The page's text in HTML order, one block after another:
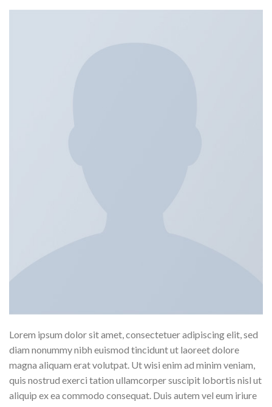
Lorem ipsum dolor sit amet, consectetuer adipiscing elit, sed
diam nonummy nibh euismod tincidunt ut laoreet dolore
magna aliquam erat volutpat. Ut wisi enim ad minim veniam,
quis nostrud exerci tation ullamcorper suscipit lobortis nisl ut
aliquip ex ea commodo consequat. Duis autem vel eum iriure